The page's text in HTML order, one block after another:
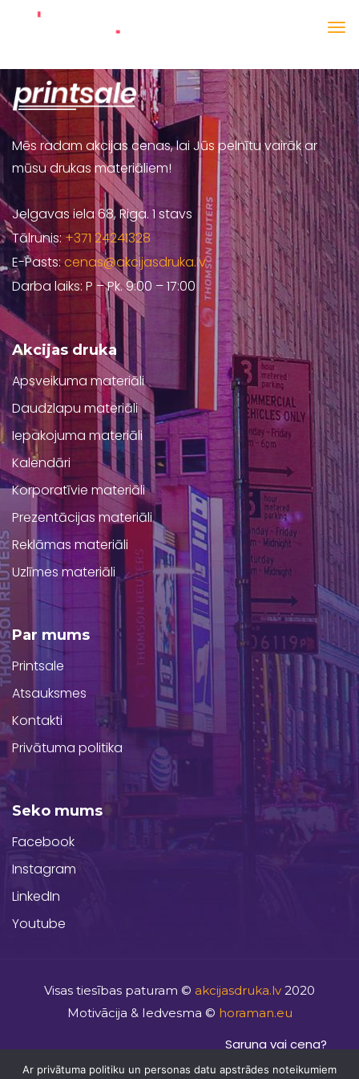
Mēs radam akcijas cenas, lai Jūs pelnītu vairāk ar
mūsu drukas materiāliem!
Jelgavas iela 68, Riga. 1 stavs
Tālrunis:+371 24241328
E-Pasts:cenas@akcijasdruka.lv
Darba laiks: P – Pk. 9:00 – 17:00
Akcijas druka
Apsveikuma materiāli
Daudzlapu materiāli
Iepakojuma materiāli
Kalendāri
Korporatīvie materiāli
Prezentācijas materiāli
Reklāmas materiāli
Uzlīmes materiāli
Par mums
Printsale
Atsauksmes
Kontakti
Privātuma politika
Seko mums
Facebook
Instagram
LinkedIn
Youtube
Visas tiesības paturam © akcijasdruka.lv 2020
Motivācija & Iedvesma © horaman.eu
Saruna vai cena?
Ar privātuma politiku un personas datu apstrādes noteikumiem